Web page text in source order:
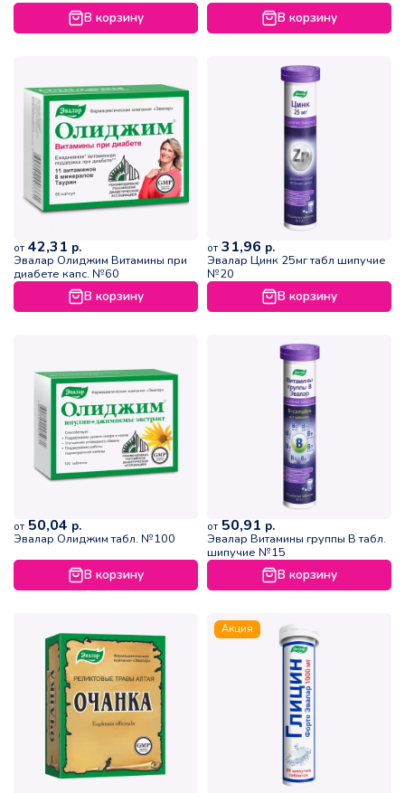
В корзину В корзину
от 42,31 р.
Эвалар Олиджим Витамины при
диабете капс. №60
В корзину
от 31,96 р.
Эвалар Цинк 25мг табл шипучие
№20
В корзину
от 50,04 р.
Эвалар Олиджим табл. №100
В корзину
от 50,91 р.
Эвалар Витамины группы В табл.
шипучие №15
В корзину
Акция